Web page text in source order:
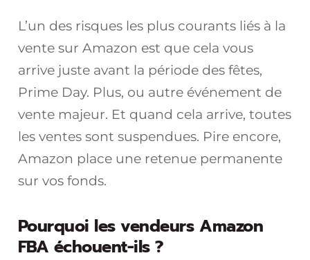
L’un des risques les plus courants liés à la
vente sur Amazon est que cela vous
arrive juste avant la période des fêtes,
Prime Day. Plus, ou autre événement de
vente majeur. Et quand cela arrive, toutes
les ventes sont suspendues. Pire encore,
Amazon place une retenue permanente
sur vos fonds.
Pourquoi les vendeurs Amazon
FBA échouent-ils ?